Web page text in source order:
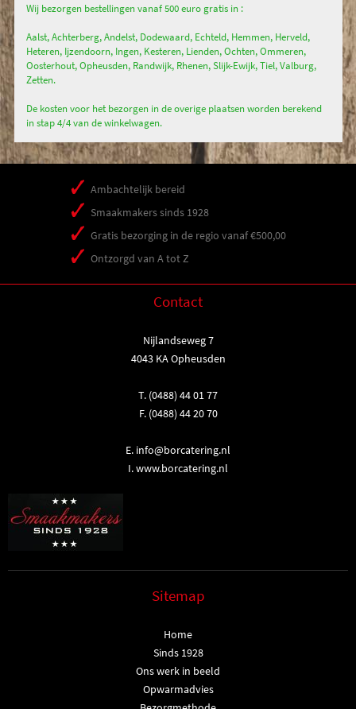
Wij bezorgen bestellingen vanaf 500 euro gratis in :
Aalst, Achterberg, Andelst, Dodewaard, Echteld, Hemmen, Herveld,
Heteren, Ijzendoorn, Ingen, Kesteren, Lienden, Ochten, Ommeren,
Oosterhout, Opheusden, Randwijk, Rhenen, Slijk-Ewijk, Tiel, Valburg,
Zetten.
De kosten voor het bezorgen in de overige plaatsen worden berekend
in stap 4/4 van de winkelwagen.
Ambachtelijk bereid
Smaakmakers sinds 1928
Gratis bezorging in de regio vanaf €500,00
Ontzorgd van A tot Z
Contact
Nijlandseweg 7
4043 KA Opheusden
T. (0488) 44 01 77
F. (0488) 44 20 70
E. info@borcatering.nl
I.www.borcatering.nl
Sitemap
Home
Sinds 1928
Ons werk in beeld
Opwarmadvies